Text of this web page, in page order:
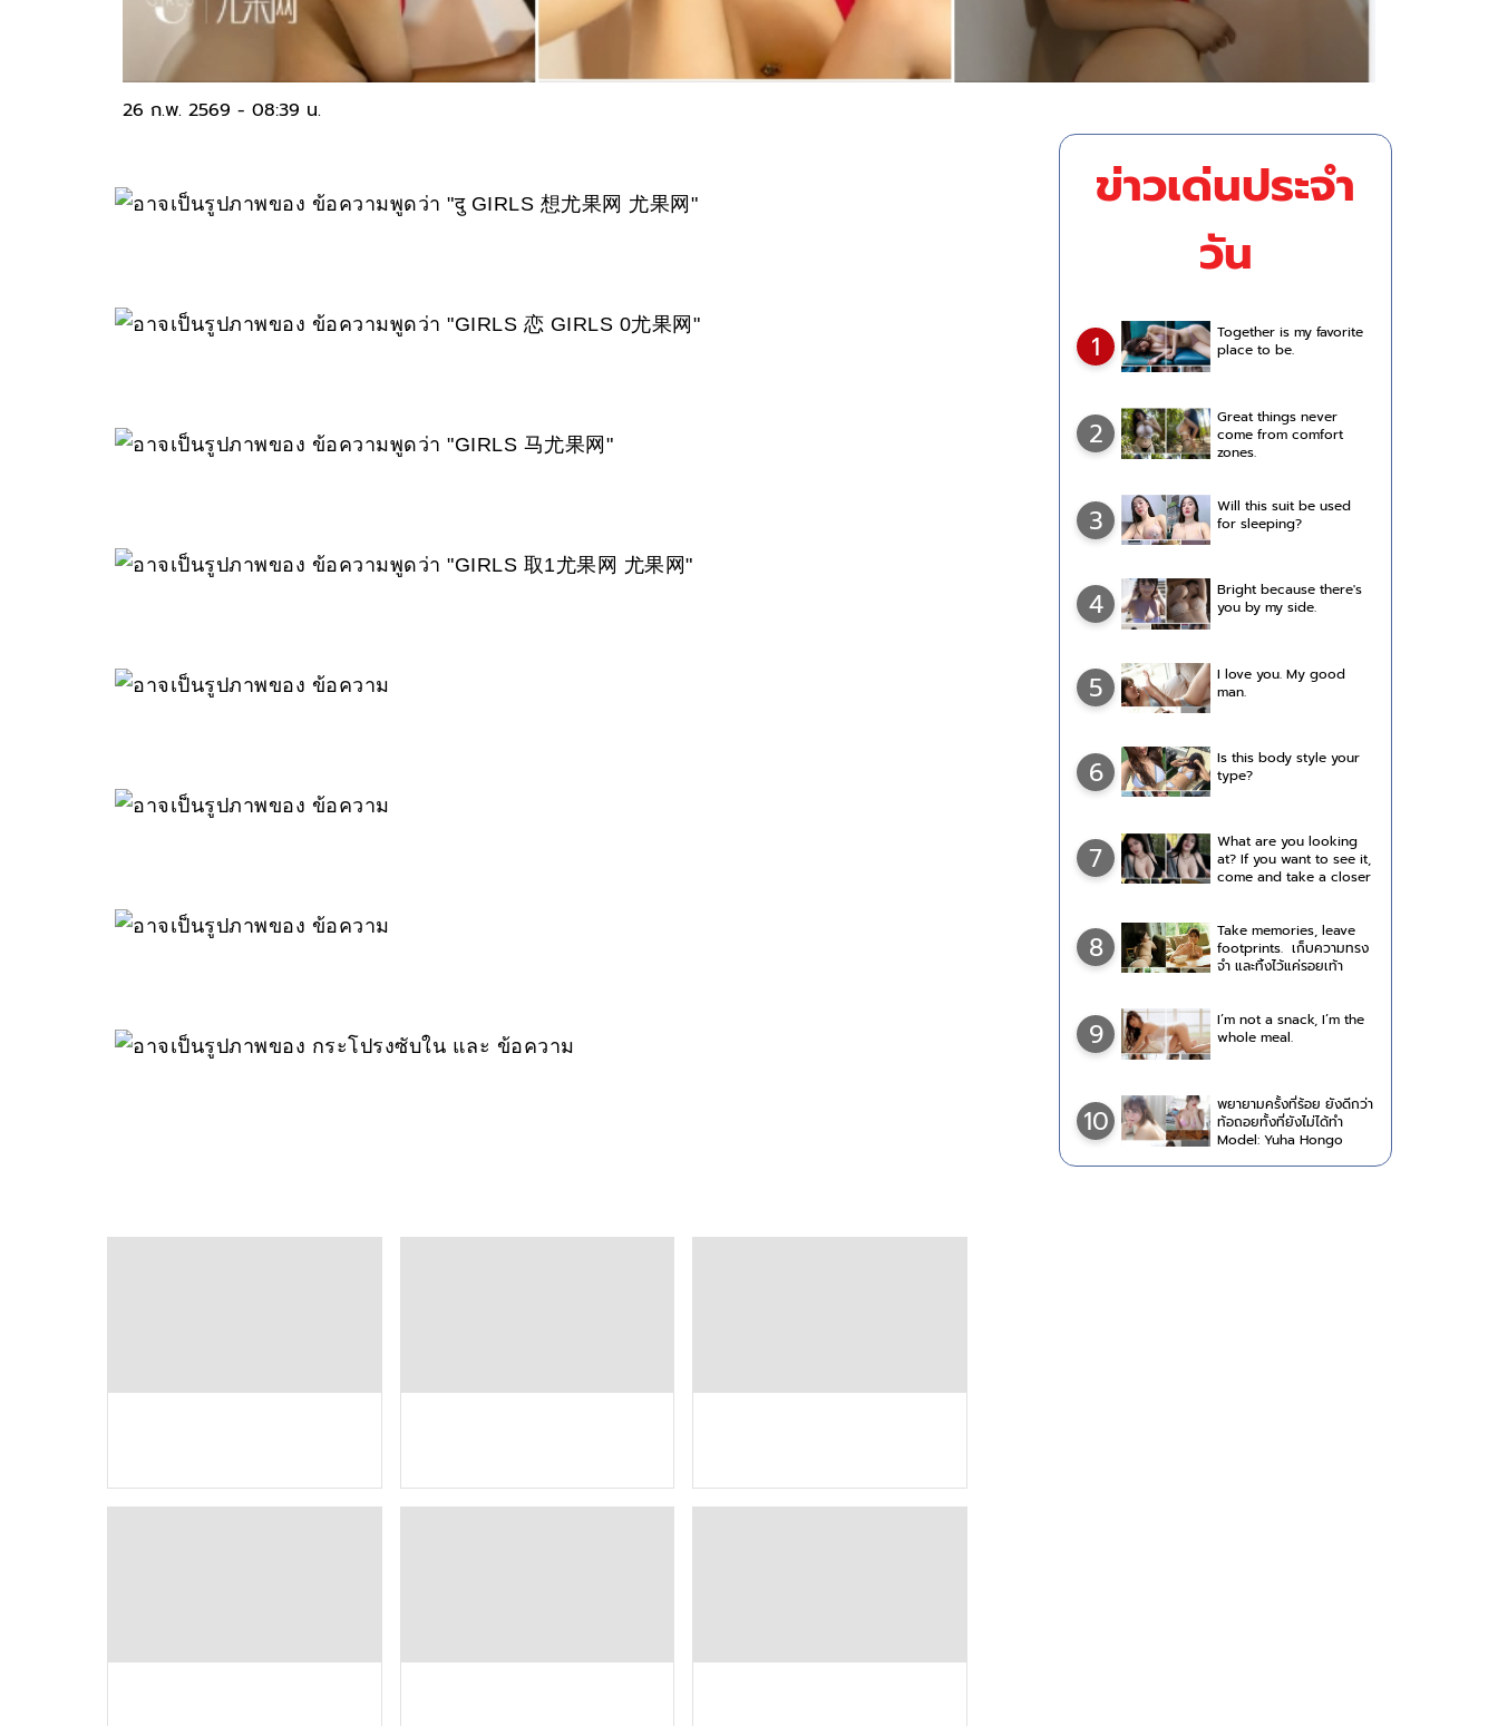
26 ก.พ. 2569 - 08:39 น.
ข่าวเด่นประจำ
วัน
1
Together is my favorite
place to be.
2
Great things never
come from comfort
zones.
3
Will this suit be used
for sleeping?
4
Bright because there's
you by my side.
5
I love you. My good
man.
6
Is this body style your
type?
7
What are you looking
at? If you want to see it,
come and take a closer
8
Take memories, leave
footprints. เก็บความทรง
จำ และทิ้งไว้แค่รอยเท้า
9
I’m not a snack, I’m the
whole meal.
10
พยายามครั้งที่ร้อย ยังดีกว่า
ท้อถอยทั้งที่ยังไม่ได้ทำ
Model: Yuha Hongo